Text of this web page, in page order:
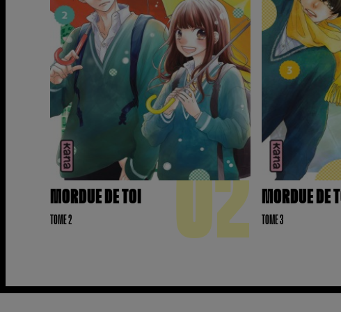
MORDUE DE TOI
TOME 2 02 MORDUE DE
TOME 3